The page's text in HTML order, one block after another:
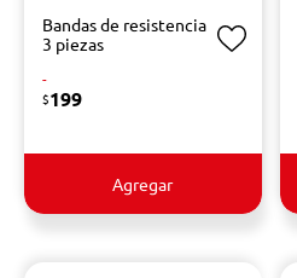
Bandas de resistencia
3 piezas
-
$199
Agregar